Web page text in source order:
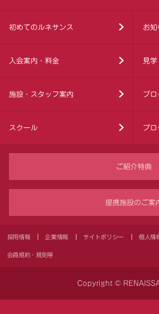
初めてのルネサンス お知
入会案内・料金 見
施設・スタッフ案内 プロ
スクール ブロ
ご紹介特典
提携施設のご案
採用情報 企業情報 サイトポリシー 個人情
会員規約・規則等
Copyright ©